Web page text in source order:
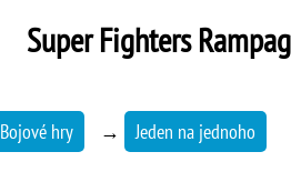
Super Fighters
Bojové hry → Jeden na jednoho